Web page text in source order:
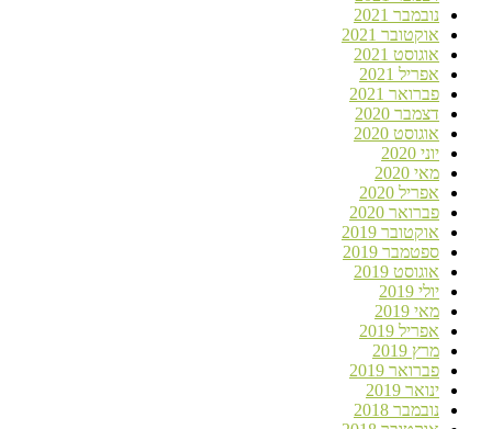
נובמבר 2021
אוקטובר 2021
אוגוסט 2021
אפריל 2021
פברואר 2021
דצמבר 2020
אוגוסט 2020
יוני 2020
מאי 2020
אפריל 2020
פברואר 2020
אוקטובר 2019
ספטמבר 2019
אוגוסט 2019
יולי 2019
מאי 2019
אפריל 2019
מרץ 2019
פברואר 2019
ינואר 2019
נובמבר 2018